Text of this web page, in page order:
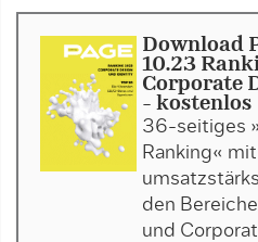
Download
10.23
Corporate
- kostenlos
36-seitiges
Ranking«
den
und